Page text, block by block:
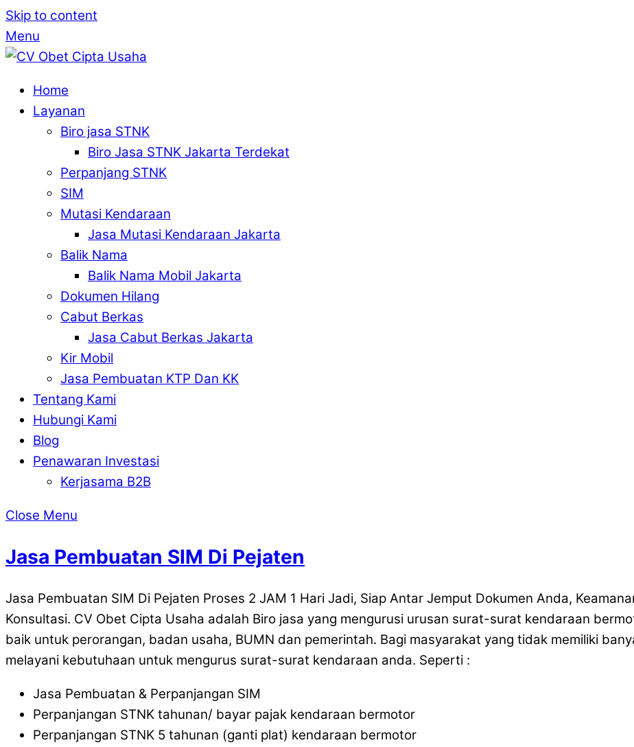
Skip to content
Menu
Home
Layanan
Biro jasa STNK
Biro Jasa STNK Jakarta Terdekat
Perpanjang STNK
SIM
Mutasi Kendaraan
Jasa Mutasi Kendaraan Jakarta
Balik Nama
Balik Nama Mobil Jakarta
Dokumen Hilang
Cabut Berkas
Jasa Cabut Berkas Jakarta
Kir Mobil
Jasa Pembuatan KTP Dan KK
Tentang Kami
Hubungi Kami
Blog
Penawaran Investasi
Kerjasama B2B
Close Menu
Jasa Pembuatan SIM Di Pejaten
Jasa Pembuatan SIM Di Pejaten Proses 2 JAM 1 Hari Jadi, Siap Antar Jemput Dokumen Anda,
Konsultasi. CV Obet Cipta Usaha adalah Biro jasa yang mengurusi urusan surat-surat kendaraan
baik untuk perorangan, badan usaha, BUMN dan pemerintah. Bagi masyarakat yang tidak memiliki
melayani kebutuhaan untuk mengurus surat-surat kendaraan anda. Seperti :
Jasa Pembuatan & Perpanjangan SIM
Perpanjangan STNK tahunan/ bayar pajak kendaraan bermotor
Perpanjangan STNK 5 tahunan (ganti plat) kendaraan bermotor